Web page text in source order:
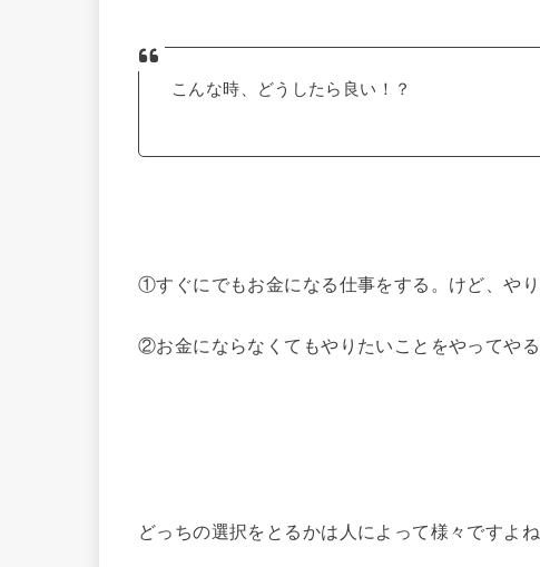
こんな時、どうしたら良い！？
①すぐにでもお金になる仕事をする。けど、やり
②お金にならなくてもやりたいことをやってや
どっちの選択をとるかは人によって様々ですよね